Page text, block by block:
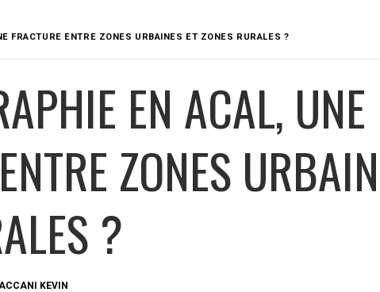
FRACTURE ENTRE ZONES URBAINES ET ZONES RURALES ?
EN ACAL, UNE
ZONES
?
KEVIN